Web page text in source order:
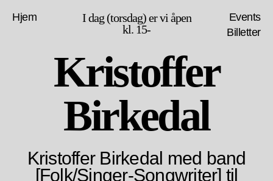
Hjem
I dag (torsdag) er vi åpen
kl. 15-
Events
Billetter
Kristoffer
Birkedal
Kristoffer Birkedal med band
[Folk/Singer-Songwriter] til